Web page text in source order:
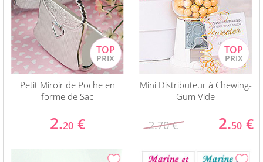
Petit Miroir de Poche en
forme de Sac
2.20 €
Mini Distributeur à Chewing-
Gum Vide
2.70 € 2.50 €